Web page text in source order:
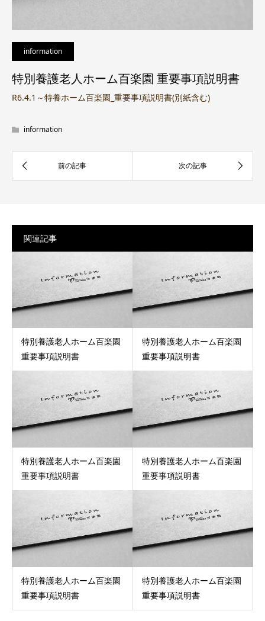
information
特別養護老人ホーム百楽園 重要事項説明書
R6.4.1～特養ホーム百楽園_重要事項説明書(別紙含む)
information
関連記事
特別養護老人ホーム百楽園
重要事項説明書
特別養護老人ホーム百楽園
重要事項説明書
特別養護老人ホーム百楽園
重要事項説明書
特別養護老人ホーム百楽園
重要事項説明書
特別養護老人ホーム百楽園
重要事項説明書
特別養護老人ホーム百楽園
重要事項説明書